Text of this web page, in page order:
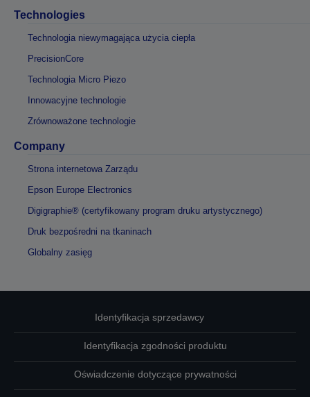
Technologies
Technologia niewymagająca użycia ciepła
PrecisionCore
Technologia Micro Piezo
Innowacyjne technologie
Zrównoważone technologie
Company
Strona internetowa Zarządu
Epson Europe Electronics
Digigraphie® (certyfikowany program druku artystycznego)
Druk bezpośredni na tkaninach
Globalny zasięg
Identyfikacja sprzedawcy
Identyfikacja zgodności produktu
Oświadczenie dotyczące prywatności